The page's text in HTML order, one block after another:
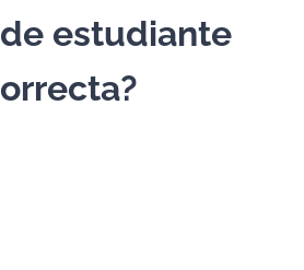
estudiante